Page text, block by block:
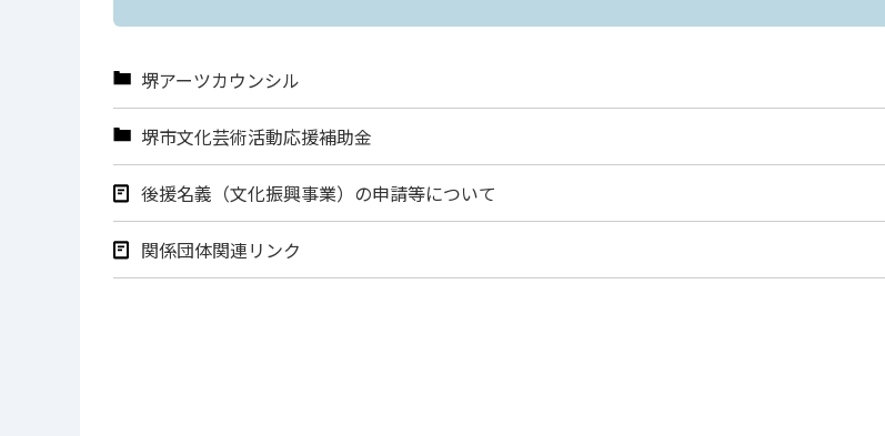
堺アーツカウンシル
堺市文化芸術活動応援補助金
後援名義（文化振興事業）の申請等について
関係団体関連リンク